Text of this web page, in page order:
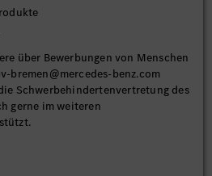
über Bewerbungen von Menschen
bremen@mercedes-benz.com
Schwerbehindertenvertretung des
gerne im weiteren